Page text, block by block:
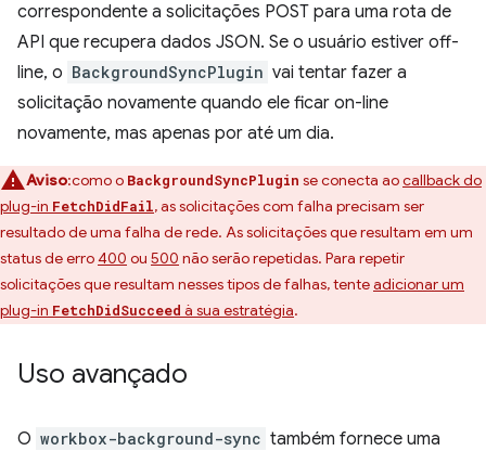
correspondente a solicitações POST para uma rota de
API que recupera dados JSON. Se o usuário estiver off-
line, o BackgroundSyncPlugin vai tentar fazer a
solicitação novamente quando ele ficar on-line
novamente, mas apenas por até um dia.
Aviso:como o BackgroundSyncPlugin se conecta aocallback do
plug-in FetchDidFail, as solicitações com falha precisam ser
resultado de uma falha de rede. As solicitações que resultam em um
status de erro400 ou 500 não serão repetidas. Para repetir
solicitações que resultam nesses tipos de falhas, tenteadicionar um
plug-in FetchDidSucceed à sua estratégia.
Uso avançado
O workbox-background-sync também fornece uma